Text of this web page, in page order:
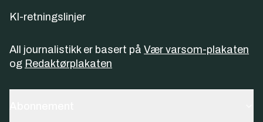
KI-retningslinjer
All journalistikk er basert på Vær varsom-plakaten
og Redaktørplakaten